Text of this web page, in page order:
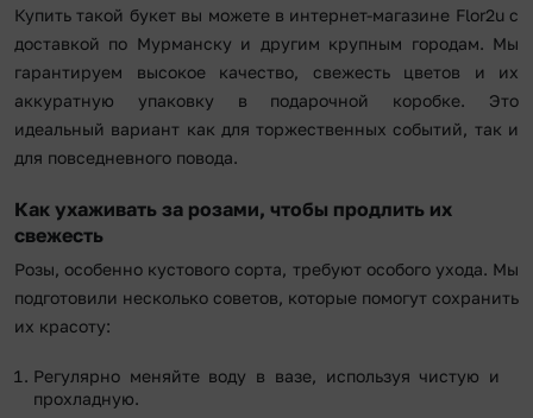
Купить такой букет вы можете в интернет-магазине Flor2u с
доставкой по Мурманску и другим крупным городам. Мы
гарантируем высокое качество, свежесть цветов и их
аккуратную упаковку в подарочной коробке. Это
идеальный вариант как для торжественных событий, так и
для повседневного повода.
Как ухаживать за розами, чтобы продлить их
свежесть
Розы, особенно кустового сорта, требуют особого ухода. Мы
подготовили несколько советов, которые помогут сохранить
их красоту:
Регулярно меняйте воду в вазе, используя чистую и
прохладную.